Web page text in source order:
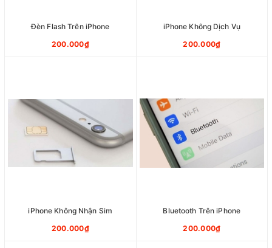
Đèn Flash Trên iPhone
200.000₫
iPhone Không Dịch Vụ
200.000₫
iPhone Không Nhận Sim
200.000₫
Bluetooth Trên iPhone
200.000₫